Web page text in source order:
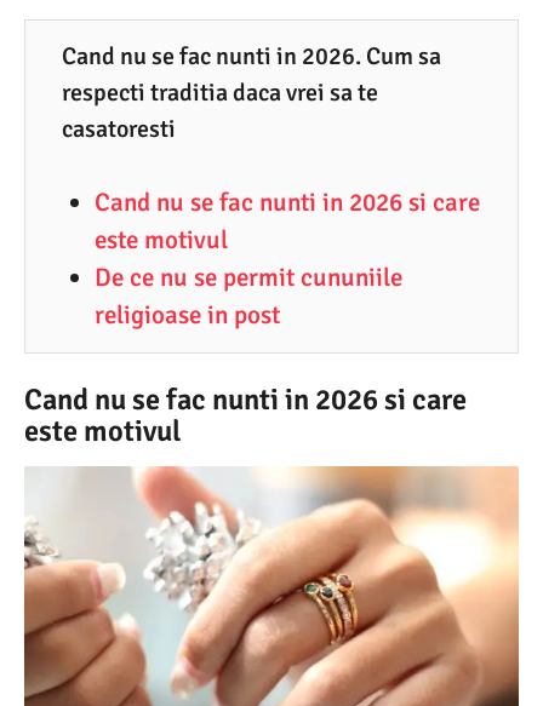
.
Cand nu se fac nunti in 2026. Cum sa
respecti traditia daca vrei sa te
casatoresti
Cand nu se fac nunti in 2026 si care
este motivul
De ce nu se permit cununiile
religioase in post
Cand nu se fac nunti in 2026 si care
este motivul